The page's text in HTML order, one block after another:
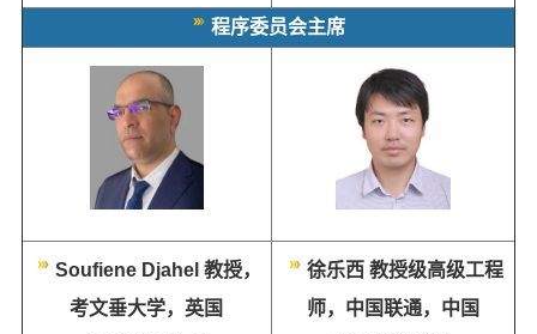
程序委员会主席
Soufiene Djahel教授，
考文垂大学，英国
徐乐西 教授级高级工程
师，中国联通，中国